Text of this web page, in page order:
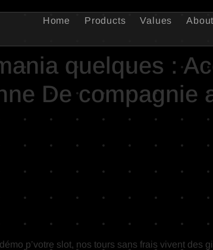
Home Products Values
quelques :
De compagnie
p’votre slot, nos tours sans frais vivent des